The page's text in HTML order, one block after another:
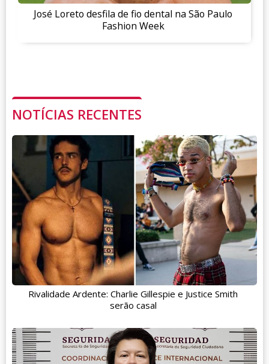
José Loreto desfila de fio dental na São Paulo
Fashion Week
NOTÍCIAS RECENTES
Rivalidade Ardente: Charlie Gillespie e Justice Smith
serão casal